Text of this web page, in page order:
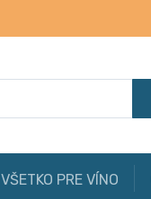
VŠETKO PRE VÍNO